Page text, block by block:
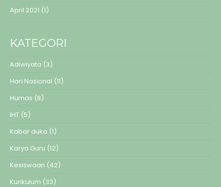
April 2021 (1)
KATEGORI
Adiwiyata (3)
Hari Nasional (11)
Humas (8)
IHT (5)
Kabar duka (1)
Karya Guru (12)
Kesiswaan (42)
Kurikulum (33)